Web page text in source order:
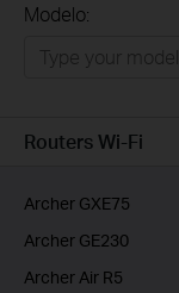
Empresas
Modelo:
Routers Wi-Fi
Archer GXE75
Archer GE230
Archer Air R5